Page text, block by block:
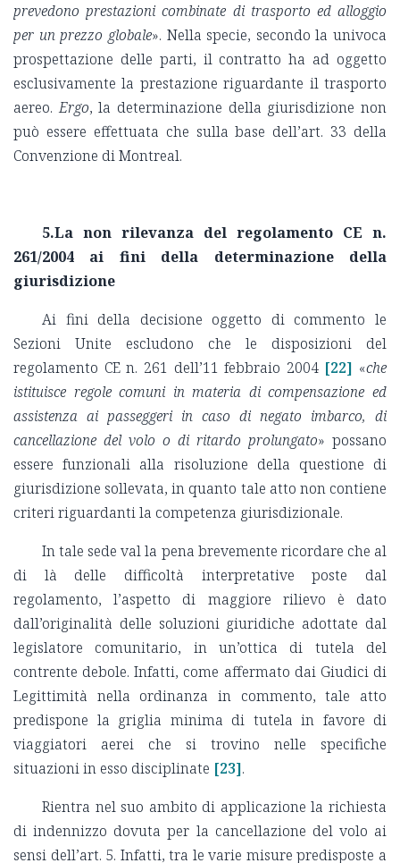
prevedono prestazioni combinate di trasporto ed alloggio
per un prezzo globale». Nella specie, secondo la univoca
prospettazione delle parti, il contratto ha ad oggetto
esclusivamente la prestazione riguardante il trasporto
aereo.Ergo, la determinazione della giurisdizione non
può essere effettuata che sulla base dell’art. 33 della
Convenzione di Montreal.
5.La non rilevanza del regolamento CE n.
261/2004 ai fini della determinazione della
giurisdizione
Ai fini della decisione oggetto di commento le
Sezioni Unite escludono che le disposizioni del
regolamento CE n. 261 dell’11 febbraio 2004 [22] «che
istituisce regole comuni in materia di compensazione ed
assistenza ai passeggeri in caso di negato imbarco, di
cancellazione del volo o di ritardo prolungato» possano
essere funzionali alla risoluzione della questione di
giurisdizione sollevata, in quanto tale atto non contiene
criteri riguardanti la competenza giurisdizionale.
In tale sede val la pena brevemente ricordare che al
di là delle difficoltà interpretative poste dal
regolamento, l’aspetto di maggiore rilievo è dato
dall’originalità delle soluzioni giuridiche adottate dal
legislatore comunitario, in un’ottica di tutela del
contrente debole. Infatti, come affermato dai Giudici di
Legittimità nella ordinanza in commento, tale atto
predispone la griglia minima di tutela in favore di
viaggiatori aerei che si trovino nelle specifiche
situazioni in esso disciplinate [23].
Rientra nel suo ambito di applicazione la richiesta
di indennizzo dovuta per la cancellazione del volo ai
sensi dell’art. 5. Infatti, tra le varie misure predisposte a